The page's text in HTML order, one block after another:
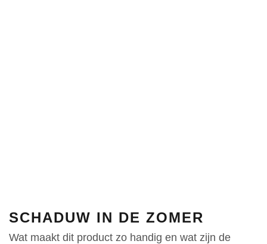
SCHADUW IN DE ZOMER
Wat maakt dit product zo handig en wat zijn de